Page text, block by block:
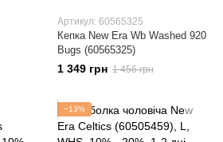
Артикул: 60565325
Кепка New Era Wb Washed 920
Bugs (60565325)
1 349 грн 1 456 грн
−13%